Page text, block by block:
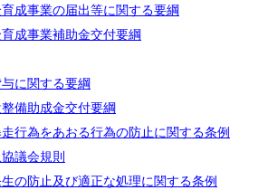
成事業の届出等に関する要綱
成事業補助金交付要綱
に関する要綱
備助成金交付要綱
行為をあおる行為の防止に関する条例
議会規則
の防止及び適正な処理に関する条例